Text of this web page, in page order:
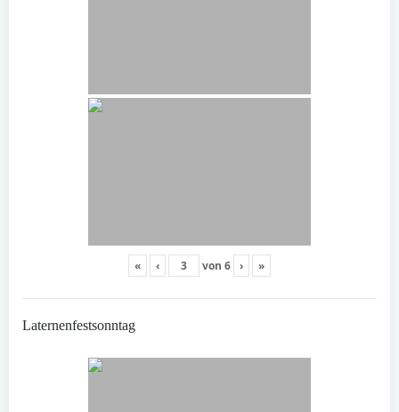
« ‹ von 6 › »
Laternenfestsonntag